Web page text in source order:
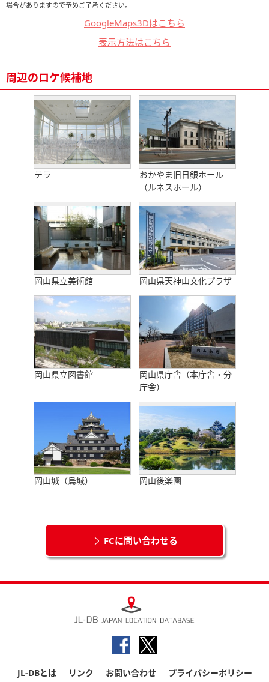
場合がありますので予めご了承ください。
GoogleMaps3Dはこちら
表示方法はこちら
周辺のロケ候補地
テラ
おかやま旧日銀ホール
（ルネスホール）
岡山県立美術館 岡山県天神山文化プラザ
岡山県立図書館
岡山県庁舎（本庁舎・分
庁舎）
岡山城（烏城） 岡山後楽園
FCに問い合わせる
JL-DBとは リンク お問い合わせ プライバシーポリシー